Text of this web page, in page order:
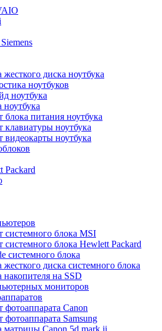
жесткого диска ноутбука
ноутбуков
ноутбука
ноутбука
блока питания ноутбука
клавиатуры ноутбука
видеокарты ноутбука
Packard
системного блока MSI
системного блока Hewlett Packard
системного блока
жесткого диска системного блока
накопителя на SSD
мониторов
фотоаппарата Canon
фотоаппарата Samsung
матрицы Canon 5d mark ii